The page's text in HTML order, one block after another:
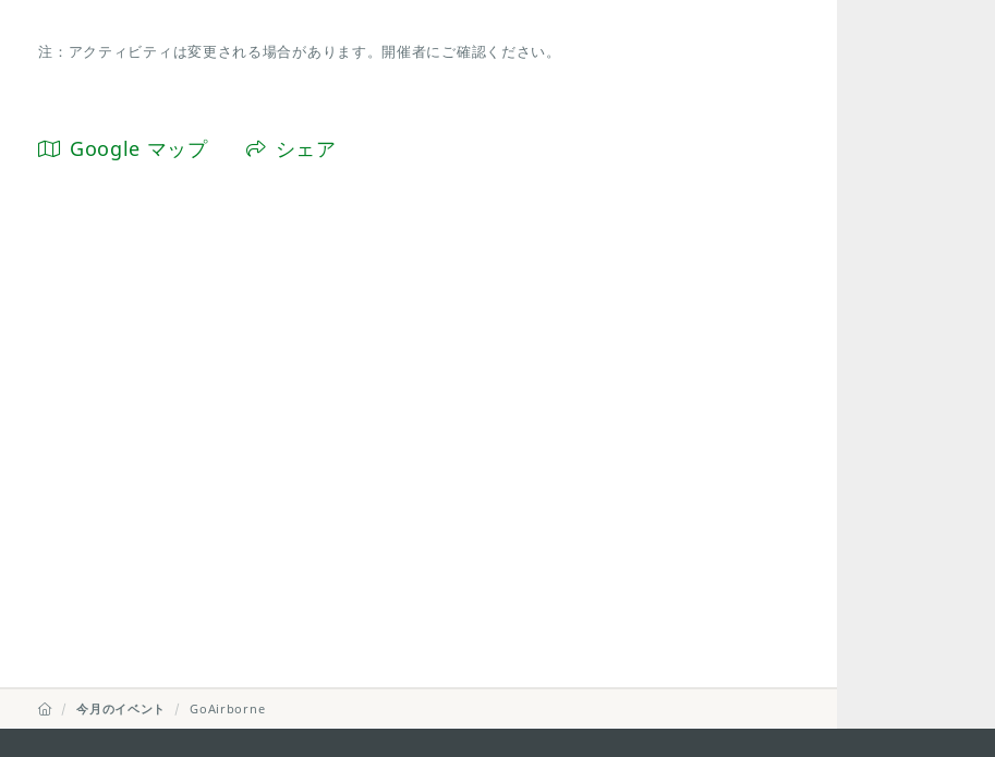
注：アクティビティは変更される場合があります。開催者にご確認ください。
Google マップ シェア
今月のイベント GoAirborne